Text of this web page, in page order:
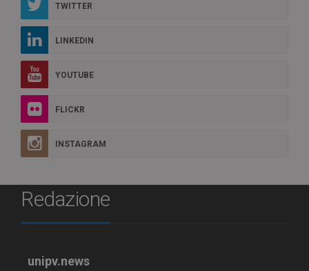
TWITTER
LINKEDIN
YOUTUBE
FLICKR
INSTAGRAM
Redazione
unipv.news